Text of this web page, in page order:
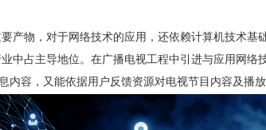
物，对于网络技术的应用，还依赖计算机技术基
中占主导地位。在广播电视工程中引进与应用网络
内容，又能依据用户反馈资源对电视节目内容及播